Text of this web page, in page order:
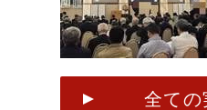
全て